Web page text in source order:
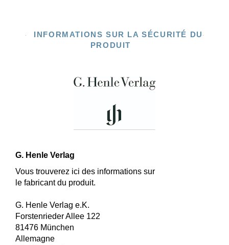
INFORMATIONS SUR LA SÉCURITÉ DU
PRODUIT
G. Henle Verlag
Vous trouverez ici des informations sur
le fabricant du produit.
G. Henle Verlag e.K.
Forstenrieder Allee 122
81476 München
Allemagne